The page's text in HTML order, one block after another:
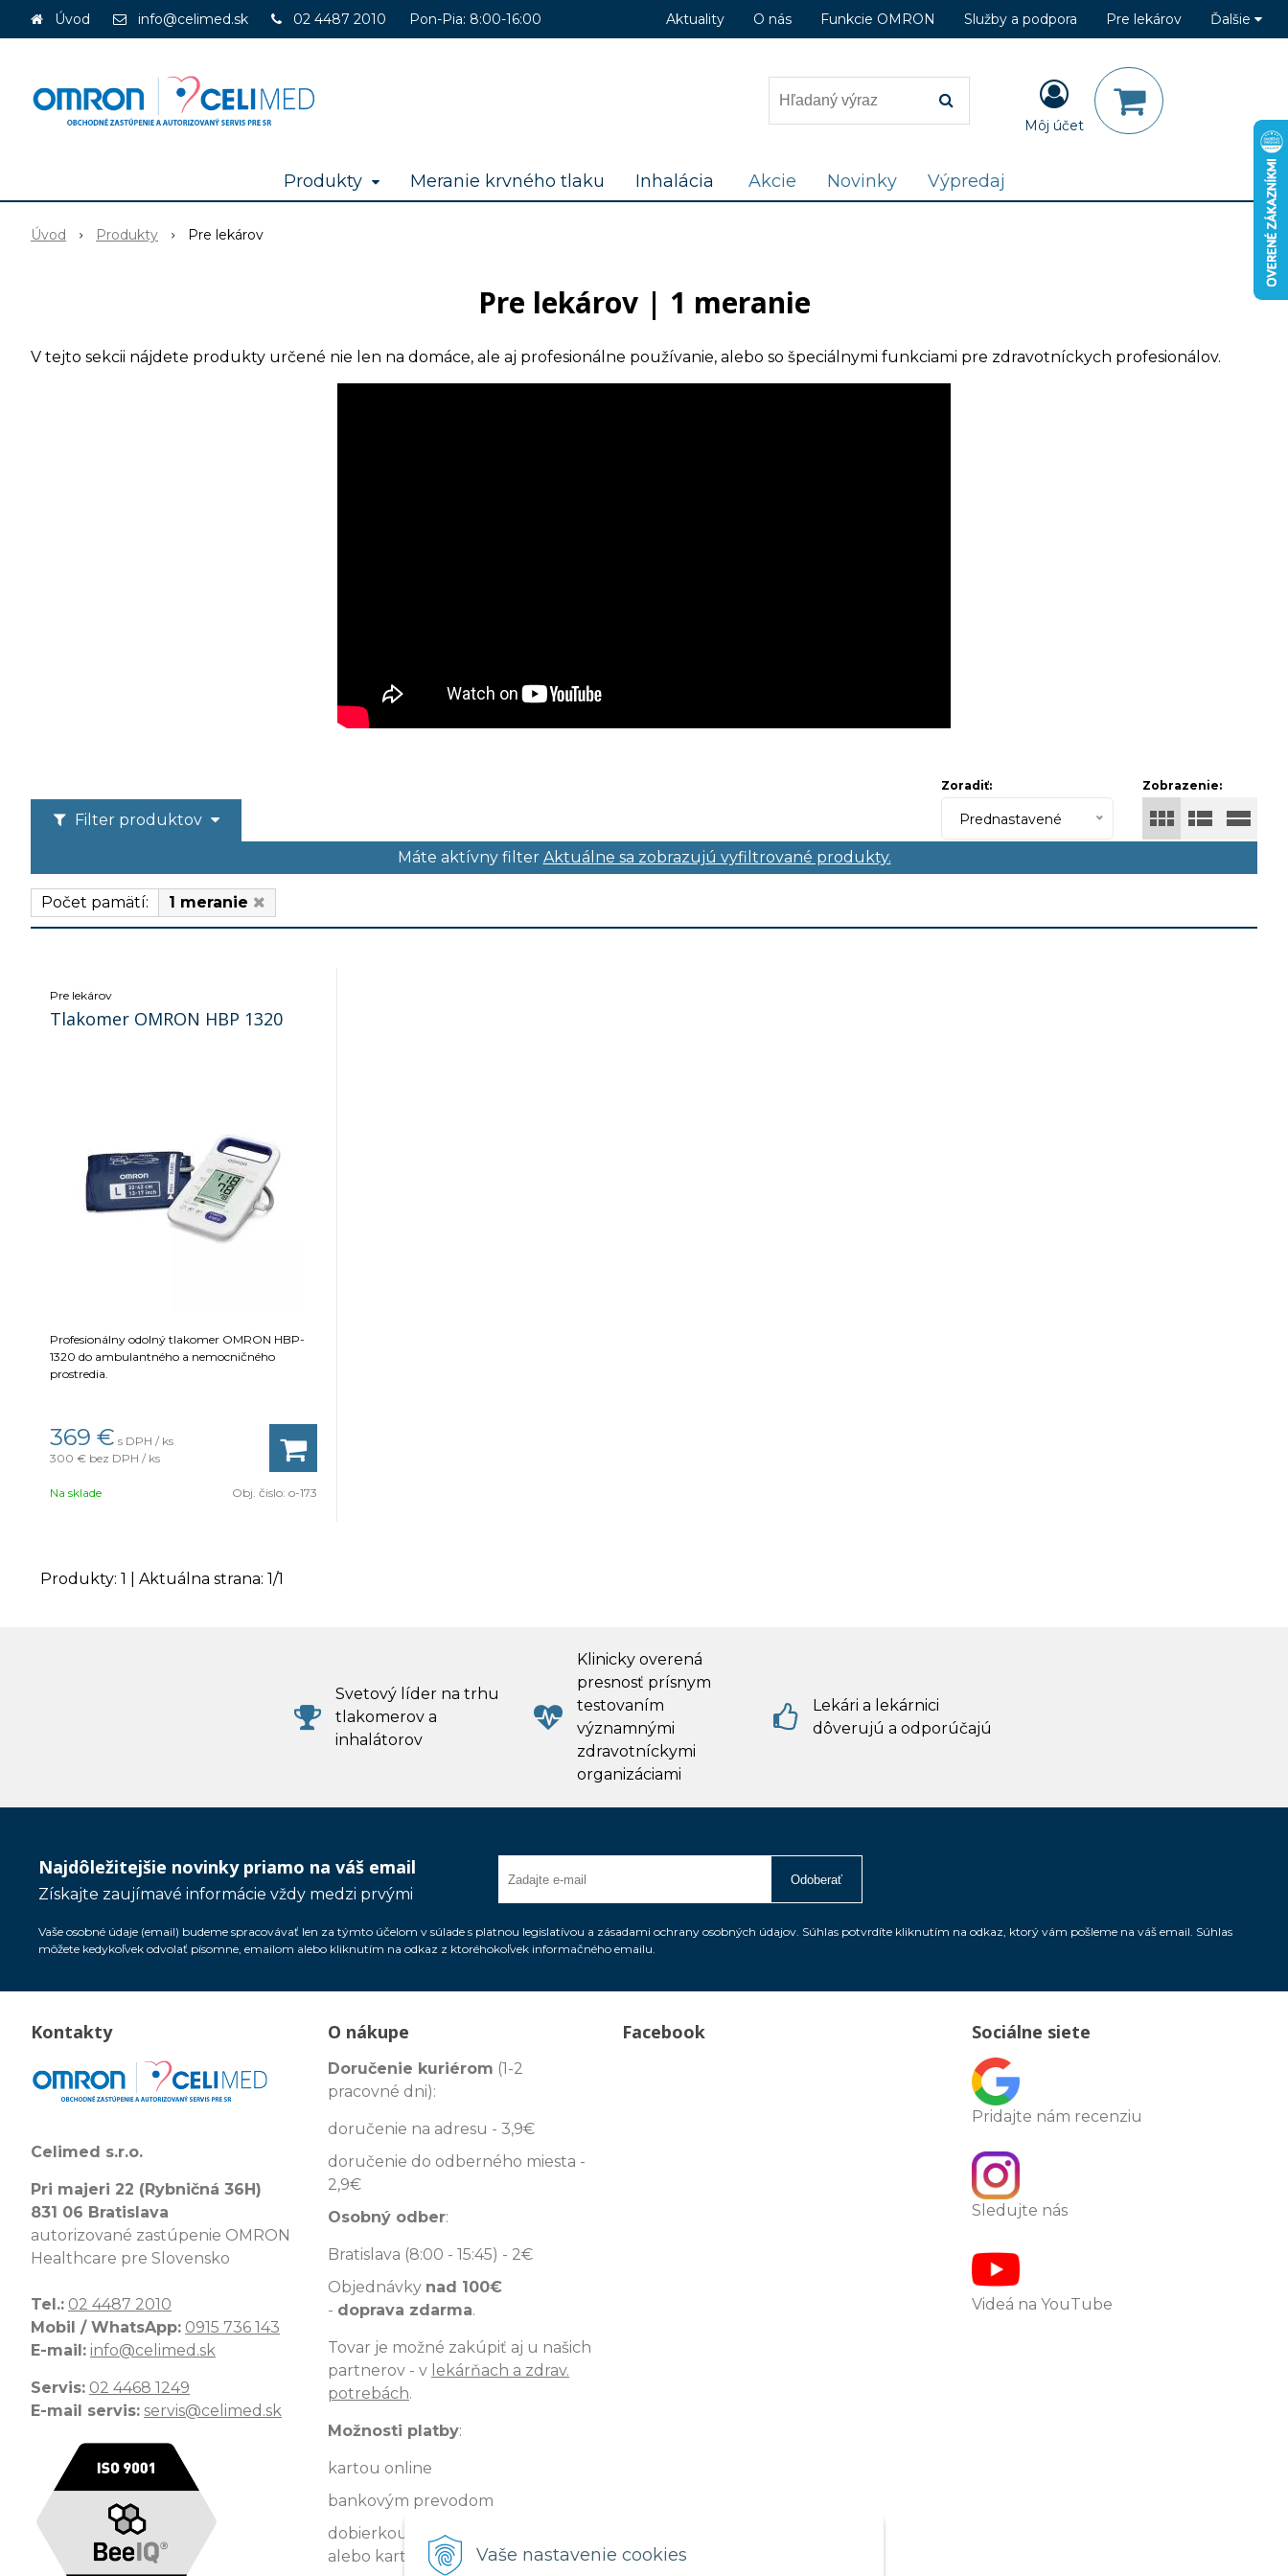
Vaše nastavenie cookies
Úvod info@celimed.sk 02 4487 2010 Pon-Pia: 8:00-16:00 Aktuality O nás Funkcie OMRON Služby a podpora Pre lekárov Ďalšie
Môj účet
Produkty Meranie krvného tlaku Inhalácia Akcie Novinky Výpredaj
Úvod Produkty Pre lekárov
Pre lekárov | 1 meranie
V tejto sekcii nájdete produkty určené nie len na domáce, ale aj profesionálne používanie, alebo so špeciálnymi funkciami pre zdravotníckych profesionálov.
Filter produktov
Zobrazenie:
Zoradiť:
Prednastavené
Máte aktívny filter Aktuálne sa zobrazujú vyfiltrované produkty.
Počet pamätí: 1 meranie
Pre lekárov
Tlakomer OMRON HBP 1320
Profesionálny odolný tlakomer OMRON HBP-
1320 do ambulantného a nemocničného
prostredia.
369 € s DPH / ks
300 € bez DPH / ks
Na sklade Obj. čislo: o-173
Produkty: 1 | Aktuálna strana: 1/1
Svetový líder na trhu
tlakomerov a
inhalátorov
Klinicky overená
presnosť prísnym
testovaním
významnými
zdravotníckymi
organizáciami
Lekári a lekárnici
dôverujú a odporúčajú
Najdôležitejšie novinky priamo na váš email
Získajte zaujímavé informácie vždy medzi prvými
Odoberať
Vaše osobné údaje (email) budeme spracovávať len za týmto účelom v súlade s platnou legislatívou a zásadami ochrany osobných údajov. Súhlas potvrdíte kliknutím na odkaz, ktorý vám pošleme na váš email. Súhlas
môžete kedykoľvek odvolať písomne, emailom alebo kliknutím na odkaz z ktoréhokoľvek informačného emailu.
Kontakty
Celimed s.r.o.
Pri majeri 22 (Rybničná 36H)
831 06 Bratislava
autorizované zastúpenie OMRON
Healthcare pre Slovensko
Tel.: 02 4487 2010
Mobil / WhatsApp: 0915 736 143
E-mail: info@celimed.sk
Servis: 02 4468 1249
E-mail servis: servis@celimed.sk
O nákupe
Doručenie kuriérom (1-2
pracovné dni):
doručenie na adresu - 3,9€
doručenie do odberného miesta -
2,9€
Osobný odber:
Bratislava (8:00 - 15:45) - 2€
Objednávky nad 100€
- doprava zdarma.
Tovar je možné zakúpiť aj u našich
partnerov - v lekárňach a zdrav.
potrebách.
Možnosti platby:
kartou online
bankovým prevodom
dobierkou kuriérovi (v hotovosti,
alebo kartou) - 1€
Facebook Sociálne siete
Pridajte nám recenziu
Sledujte nás
Videá na YouTube